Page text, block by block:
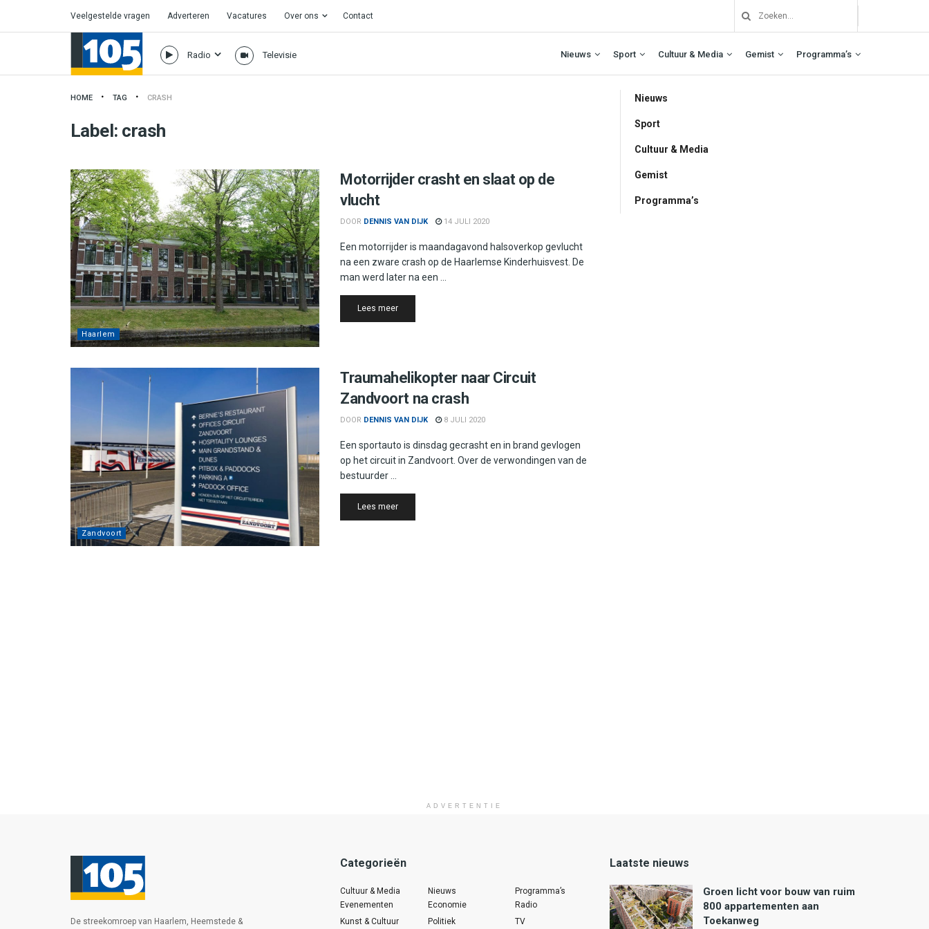
Veelgestelde vragen Adverteren Vacatures Over ons Contact
Radio Televisie Nieuws Sport Cultuur & Media Gemist Programma’s
HOME TAG CRASH
Label: crash
Haarlem
Motorrijder crasht en slaat op de
vlucht
DOOR DENNIS VAN DIJK 14 JULI 2020
Een motorrijder is maandagavond halsoverkop gevlucht
na een zware crash op de Haarlemse Kinderhuisvest. De
man werd later na een ...
Lees meerDetails
Zandvoort
Traumahelikopter naar Circuit
Zandvoort na crash
DOOR DENNIS VAN DIJK 8 JULI 2020
Een sportauto is dinsdag gecrasht en in brand gevlogen
op het circuit in Zandvoort. Over de verwondingen van de
bestuurder ...
Lees meerDetails
Nieuws
Sport
Cultuur & Media
Gemist
Programma’s
ADVERTENTIE
De streekomroep van Haarlem, Heemstede &
Categorieën
Cultuur & Media
Evenementen
Kunst & Cultuur
Nieuws
Economie
Politiek
Programma’s
Radio
TV
Laatste nieuws
Groen licht voor bouw van ruim
800 appartementen aan
Toekanweg